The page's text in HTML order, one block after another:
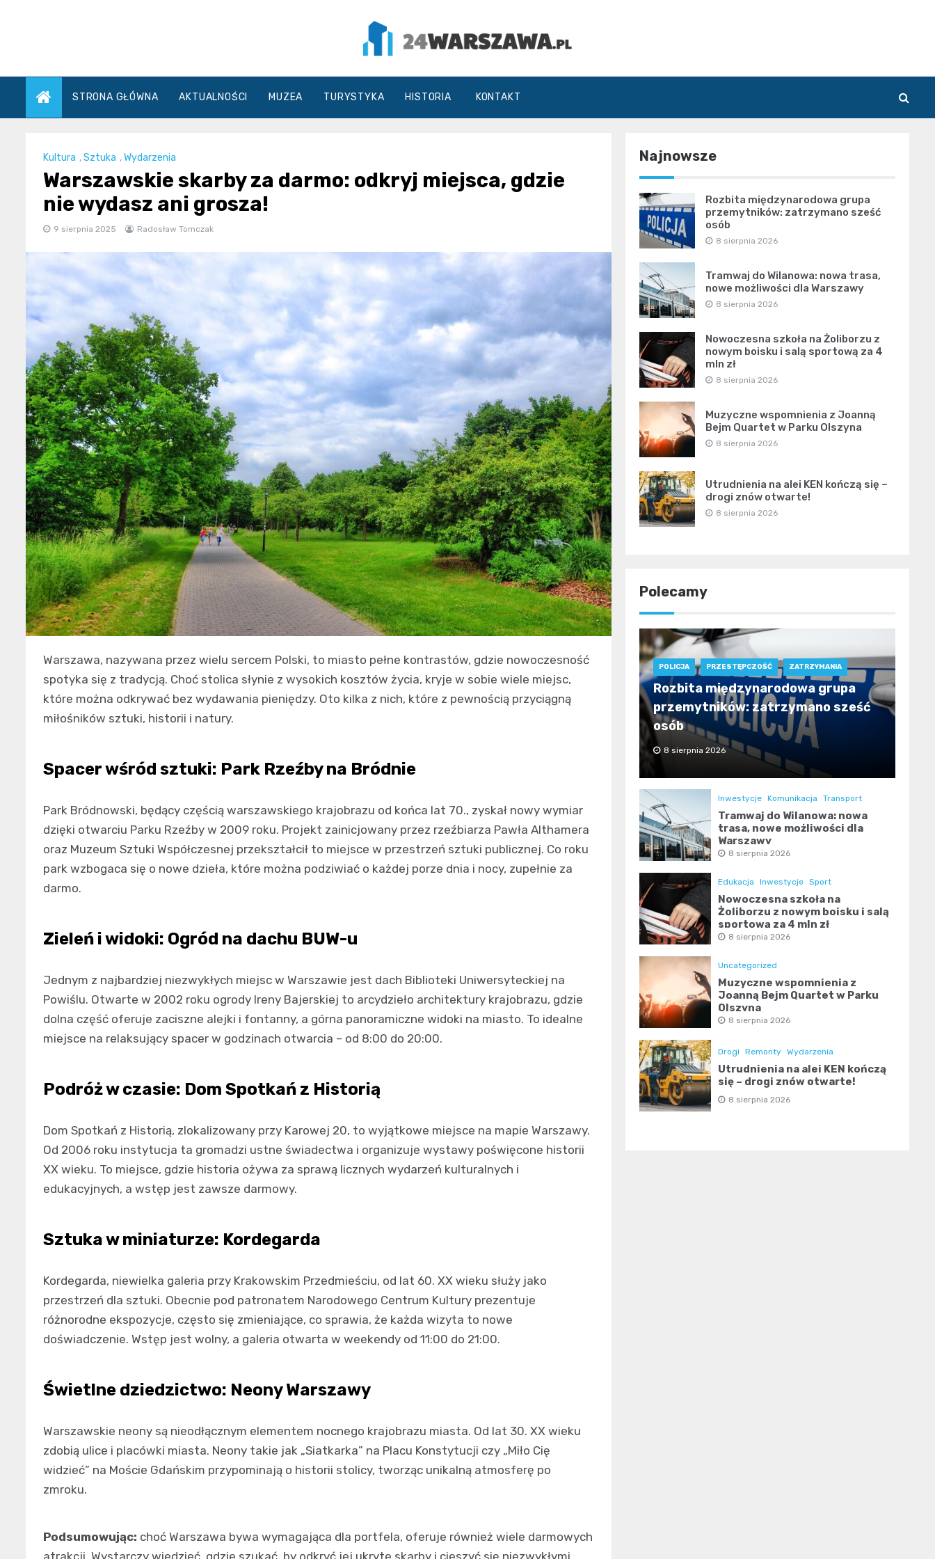
24Warszawa.pl
STRONA GŁÓWNA AKTUALNOŚCI MUZEA TURYSTYKA HISTORIA KONTAKT
Kultura ,Sztuka ,Wydarzenia
Warszawskie skarby za darmo: odkryj miejsca, gdzie
nie wydasz ani grosza!
9 sierpnia 2025 Radosław Tomczak
Warszawa, nazywana przez wielu sercem Polski, to miasto pełne kontrastów, gdzie nowoczesność
spotyka się z tradycją. Choć stolica słynie z wysokich kosztów życia, kryje w sobie wiele miejsc,
które można odkrywać bez wydawania pieniędzy. Oto kilka z nich, które z pewnością przyciągną
miłośników sztuki, historii i natury.
Spacer wśród sztuki: Park Rzeźby na Bródnie
Park Bródnowski, będący częścią warszawskiego krajobrazu od końca lat 70., zyskał nowy wymiar
dzięki otwarciu Parku Rzeźby w 2009 roku. Projekt zainicjowany przez rzeźbiarza Pawła Althamera
oraz Muzeum Sztuki Współczesnej przekształcił to miejsce w przestrzeń sztuki publicznej. Co roku
park wzbogaca się o nowe dzieła, które można podziwiać o każdej porze dnia i nocy, zupełnie za
darmo.
Zieleń i widoki: Ogród na dachu BUW-u
Jednym z najbardziej niezwykłych miejsc w Warszawie jest dach Biblioteki Uniwersyteckiej na
Powiślu. Otwarte w 2002 roku ogrody Ireny Bajerskiej to arcydzieło architektury krajobrazu, gdzie
dolna część oferuje zaciszne alejki i fontanny, a górna panoramiczne widoki na miasto. To idealne
miejsce na relaksujący spacer w godzinach otwarcia – od 8:00 do 20:00.
Podróż w czasie: Dom Spotkań z Historią
Dom Spotkań z Historią, zlokalizowany przy Karowej 20, to wyjątkowe miejsce na mapie Warszawy.
Od 2006 roku instytucja ta gromadzi ustne świadectwa i organizuje wystawy poświęcone historii
XX wieku. To miejsce, gdzie historia ożywa za sprawą licznych wydarzeń kulturalnych i
edukacyjnych, a wstęp jest zawsze darmowy.
Sztuka w miniaturze: Kordegarda
Kordegarda, niewielka galeria przy Krakowskim Przedmieściu, od lat 60. XX wieku służy jako
przestrzeń dla sztuki. Obecnie pod patronatem Narodowego Centrum Kultury prezentuje
różnorodne ekspozycje, często się zmieniające, co sprawia, że każda wizyta to nowe
doświadczenie. Wstęp jest wolny, a galeria otwarta w weekendy od 11:00 do 21:00.
Świetlne dziedzictwo: Neony Warszawy
Warszawskie neony są nieodłącznym elementem nocnego krajobrazu miasta. Od lat 30. XX wieku
zdobią ulice i placówki miasta. Neony takie jak „Siatkarka” na Placu Konstytucji czy „Miło Cię
widzieć” na Moście Gdańskim przypominają o historii stolicy, tworząc unikalną atmosferę po
zmroku.
Podsumowując: choć Warszawa bywa wymagająca dla portfela, oferuje również wiele darmowych
atrakcji. Wystarczy wiedzieć, gdzie szukać, by odkryć jej ukryte skarby i cieszyć się niezwykłymi
Najnowsze
Rozbita międzynarodowa grupa
przemytników: zatrzymano sześć
osób
8 sierpnia 2026
Tramwaj do Wilanowa: nowa trasa,
nowe możliwości dla Warszawy
8 sierpnia 2026
Nowoczesna szkoła na Żoliborzu z
nowym boisku i salą sportową za 4
mln zł
8 sierpnia 2026
Muzyczne wspomnienia z Joanną
Bejm Quartet w Parku Olszyna
8 sierpnia 2026
Utrudnienia na alei KEN kończą się –
drogi znów otwarte!
8 sierpnia 2026
Polecamy
POLICJA PRZESTĘPCZOŚĆ ZATRZYMANIA
Rozbita międzynarodowa grupa
przemytników: zatrzymano sześć
osób
8 sierpnia 2026
Inwestycje Komunikacja Transport
Tramwaj do Wilanowa: nowa
trasa, nowe możliwości dla
Warszawy
8 sierpnia 2026
Edukacja Inwestycje Sport
Nowoczesna szkoła na
Żoliborzu z nowym boisku i salą
sportową za 4 mln zł
8 sierpnia 2026
Uncategorized
Muzyczne wspomnienia z
Joanną Bejm Quartet w Parku
Olszyna
8 sierpnia 2026
Drogi Remonty Wydarzenia
Utrudnienia na alei KEN kończą
się – drogi znów otwarte!
8 sierpnia 2026